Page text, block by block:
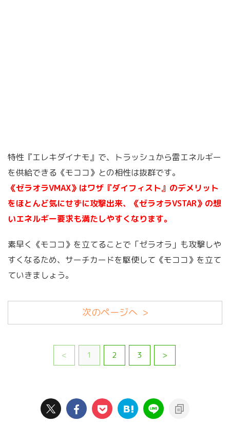
特性『エレキダイナモ』で、トラッシュから雷エネルギー
を供給できる《モココ》との相性は抜群です。
《ゼラオラVMAX》はワザ『ダイフィスト』のデメリット
をほとんど気にせずに攻撃出来、《ゼラオラVSTAR》の想
いエネルギー要求も満たしやすくなります。
素早く《モココ》を立てることで「ゼラオラ」も攻撃しや
すくなるため、サーチカードを駆使して《モココ》を立て
ていきましょう。
次のページへ >
< 1 2 3 >